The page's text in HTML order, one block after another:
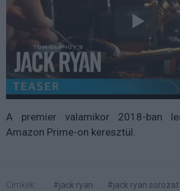
A premier valamikor 2018-ban
Amazon Prime-on keresztül.
Címkék: #jack ryan #jack ryan sorozat